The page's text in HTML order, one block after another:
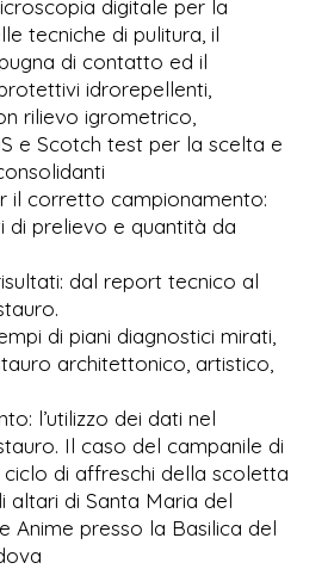
digitale per la
tecniche di pulitura, il
di contatto ed il
idrorepellenti,
rilievo igrometrico,
e Scotch test per la scelta e
il corretto campionamento:
di prelievo e quantità da
dal report tecnico al
di piani diagnostici mirati,
architettonico, artistico,
l’utilizzo dei dati nel
Il caso del campanile di
ciclo di affreschi della scoletta
altari di Santa Maria del
Anime presso la Basilica del